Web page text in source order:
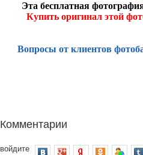
Эта бесплатная
Купить оригинал этой
Вопросы от клиентов
Комментарии
войдите